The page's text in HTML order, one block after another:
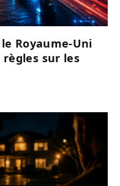
Royaume-Uni
sur les